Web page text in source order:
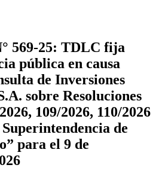
569-25: TDLC fija
pública en causa
de Inversiones
sobre Resoluciones
109/2026, 110/2026
de
para el 9 de